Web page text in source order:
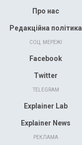
Про нас
Редакційна політика
СОЦ. МЕРЕЖІ
Facebook
Twitter
TELEGRAM
Explainer Lab
Explainer News
РЕКЛАМА